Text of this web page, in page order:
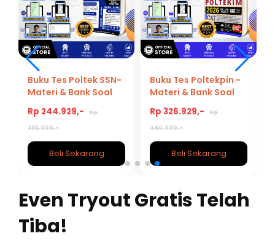
Buku Tes Poltek SSN-
Materi & Bank Soal
Tes POLTEK SSN
2026/2027
Rp 244.929,-
Rp
385.000,-
Beli Sekarang
Buku Tes Poltekpin -
Materi & Bank Soal
Poltekip 2026/2027
Rp 326.929,-
Rp
450.000,-
Beli Sekarang
Even Tryout Gratis Telah
Tiba!